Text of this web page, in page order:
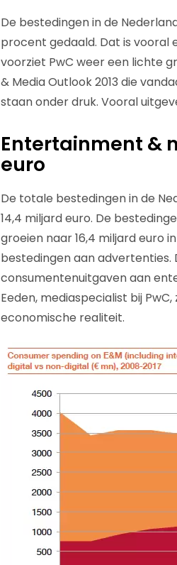
De bestedingen in de
procent gedaald. Dat is vooral
voorziet PwC weer een lichte
& Media Outlook 2013 die
staan onder druk. Vooral
Entertainment &
euro
De totale bestedingen in de
14,4 miljard euro. De
groeien naar 16,4 miljard euro
bestedingen aan advertenties.
consumentenuitgaven aan
Eeden, mediaspecialist bij
economische realiteit.